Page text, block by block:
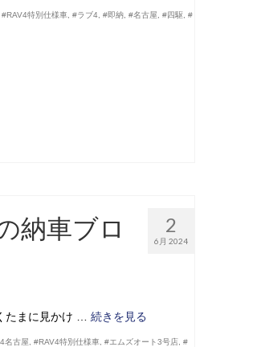
,#RAV4特別仕様車 ,#ラブ4 ,#即納 ,#名古屋 ,#四駆 ,#
2
6月 2024
納車ブロ
たまに見かけ …続きを見る
名古屋 ,#RAV4特別仕様車 ,#エムズオート3号店 ,#